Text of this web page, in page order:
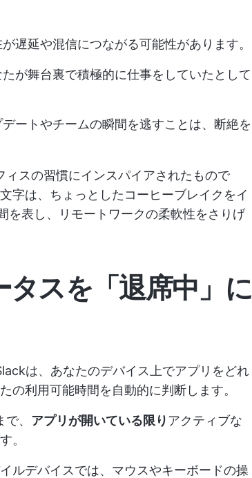
遅延や混信につながる可能性があります。
が舞台裏で積極的に仕事をしていたとして
ートやチームの瞬間を逃すことは、断絶を
スの習慣にインスパイアされたもので
字は、ちょっとしたコーヒーブレイクをイ
を表し、リモートワークの柔軟性をさりげ
スを「退席中」に
は、あなたのデバイス上でアプリをどれ
の利用可能時間を自動的に判断します。
、 アプリが開いている限りアクティブな
。
ルデバイスでは、マウスやキーボードの操